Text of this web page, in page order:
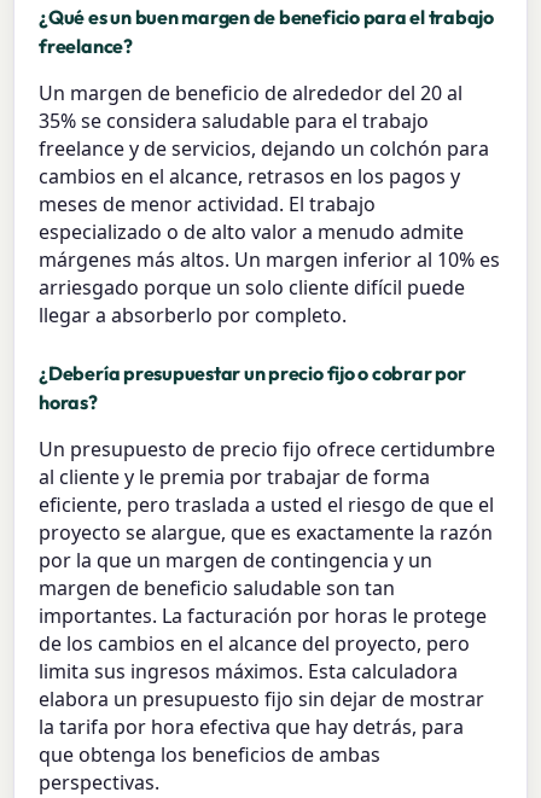
¿Qué es un buen margen de beneficio para el trabajo
freelance?
Un margen de beneficio de alrededor del 20 al
35% se considera saludable para el trabajo
freelance y de servicios, dejando un colchón para
cambios en el alcance, retrasos en los pagos y
meses de menor actividad. El trabajo
especializado o de alto valor a menudo admite
márgenes más altos. Un margen inferior al 10% es
arriesgado porque un solo cliente difícil puede
llegar a absorberlo por completo.
¿Debería presupuestar un precio fijo o cobrar por
horas?
Un presupuesto de precio fijo ofrece certidumbre
al cliente y le premia por trabajar de forma
eficiente, pero traslada a usted el riesgo de que el
proyecto se alargue, que es exactamente la razón
por la que un margen de contingencia y un
margen de beneficio saludable son tan
importantes. La facturación por horas le protege
de los cambios en el alcance del proyecto, pero
limita sus ingresos máximos. Esta calculadora
elabora un presupuesto fijo sin dejar de mostrar
la tarifa por hora efectiva que hay detrás, para
que obtenga los beneficios de ambas
perspectivas.